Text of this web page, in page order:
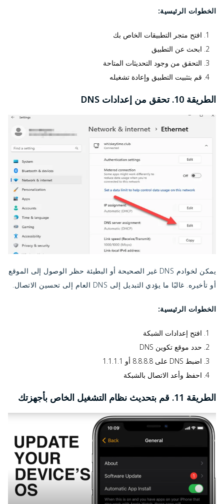
الخطوات الرئيسية:
افتح متجر التطبيقات الخاص بك
ابحث عن التطبيق
التحقق من وجود التحديثات المتاحة
قم بتثبيت التطبيق وإعادة تشغيله
الطريقة 10. تحقق من إعدادات DNS
يمكن لخوادم DNS غير الصحيحة أو البطيئة حظر الوصول إلى الموقع
أو تأخيره. غالبًا ما يؤدي التبديل إلى DNS العام إلى تحسين الاتصال.
الخطوات الرئيسية:
افتح إعدادات الشبكة
حدد موقع تكوين DNS
اضبط DNS على 8.8.8.8 أو 1.1.1.1
احفظ وأعد الاتصال بالشبكة
الطريقة 11. قم بتحديث نظام التشغيل الخاص بأجهزتك